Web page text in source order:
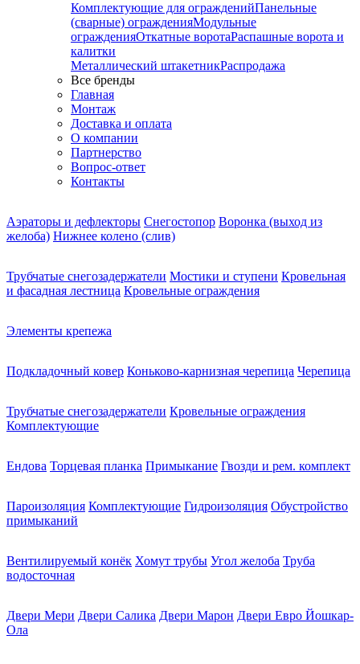
Комплектующие для огражденийПанельные
(сварные) огражденияМодульные
огражденияОткатные воротаРаспашные ворота и
калитки
Металлический штакетникРаспродажа
Все бренды
Главная
Монтаж
Доставка и оплата
О компании
Партнерство
Вопрос-ответ
Контакты
Аэраторы и дефлекторы Снегостопор Воронка (выход из
желоба) Нижнее колено (слив)
Трубчатые снегозадержатели Мостики и ступени Кровельная
и фасадная лестница Кровельные ограждения
Элементы крепежа
Подкладочный ковер Коньково-карнизная черепица Черепица
Трубчатые снегозадержатели Кровельные ограждения
Комплектующие
Ендова Торцевая планка Примыкание Гвозди и рем. комплект
Пароизоляция Комплектующие Гидроизоляция Обустройство
примыканий
Вентилируемый конёк Хомут трубы Угол желоба Труба
водосточная
Двери Мери Двери Салика Двери Марон Двери Евро Йошкар-
Ола